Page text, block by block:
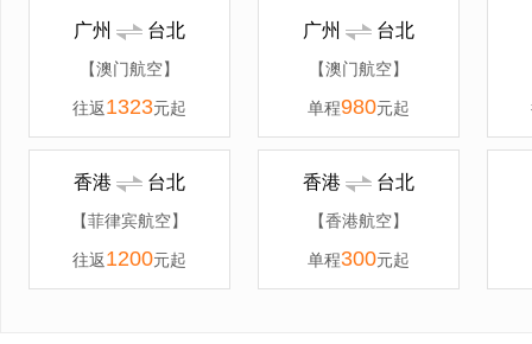
广州 台北
【澳门航空】
往返1323元起
广州 台北
【澳门航空】
单程980元起
香港 台北
【菲律宾航空】
往返1200元起
香港 台北
【香港航空】
单程300元起